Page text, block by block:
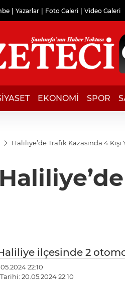
Yazarlar Foto Galeri Video Galeri
EKONOMİ SPOR
Haliliye’de Trafik Kazasında 4 Kişi
ilçesinde 2
22:10
20.05.2024 22:10